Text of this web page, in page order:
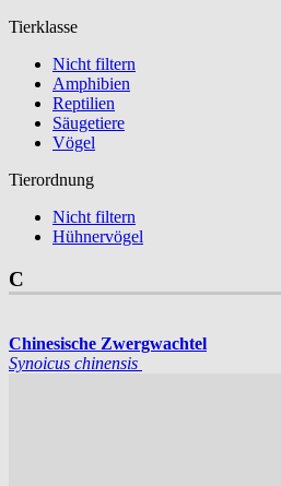
Tierklasse
Nicht filtern
Amphibien
Reptilien
Säugetiere
Vögel
Tierordnung
Nicht filtern
Hühnervögel
C
Chinesische Zwergwachtel
Synoicus chinensis